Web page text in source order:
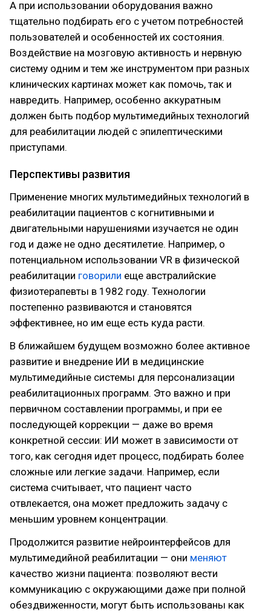
А при использовании оборудования важно
тщательно подбирать его с учетом потребностей
пользователей и особенностей их состояния.
Воздействие на мозговую активность и нервную
систему одним и тем же инструментом при разных
клинических картинах может как помочь, так и
навредить. Например, особенно аккуратным
должен быть подбор мультимедийных технологий
для реабилитации людей с эпилептическими
приступами.
Перспективы развития
Применение многих мультимедийных технологий в
реабилитации пациентов с когнитивными и
двигательными нарушениями изучается не один
год и даже не одно десятилетие. Например, о
потенциальном использовании VR в физической
реабилитации говорили еще австралийские
физиотерапевты в 1982 году. Технологии
постепенно развиваются и становятся
эффективнее, но им еще есть куда расти.
В ближайшем будущем возможно более активное
развитие и внедрение ИИ в медицинские
мультимедийные системы для персонализации
реабилитационных программ. Это важно и при
первичном составлении программы, и при ее
последующей коррекции — даже во время
конкретной сессии: ИИ может в зависимости от
того, как сегодня идет процесс, подбирать более
сложные или легкие задачи. Например, если
система считывает, что пациент часто
отвлекается, она может предложить задачу с
меньшим уровнем концентрации.
Продолжится развитие нейроинтерфейсов для
мультимедийной реабилитации — они меняют
качество жизни пациента: позволяют вести
коммуникацию с окружающими даже при полной
обездвиженности, могут быть использованы как